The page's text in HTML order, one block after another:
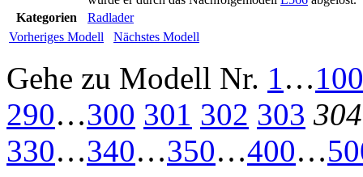
Kategorien
Radlader
Vorheriges Modell
Nächstes Modell
Gehe zu Modell Nr. 1…100
290…300 301 302 303 304
330…340…350…400…